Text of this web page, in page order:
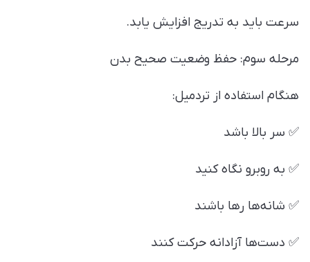
سرعت باید به تدریج افزایش یابد.
مرحله سوم: حفظ وضعیت صحیح بدن
هنگام استفاده از تردمیل:
✅ سر بالا باشد
✅ به روبرو نگاه کنید
✅ شانه‌ها رها باشند
✅ دست‌ها آزادانه حرکت کنند